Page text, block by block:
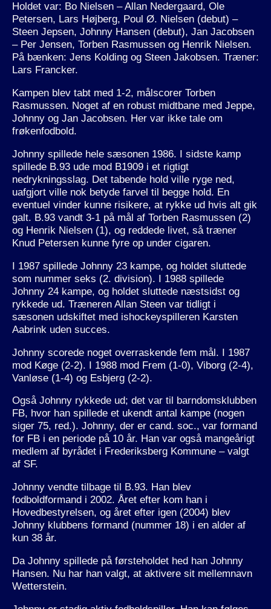
Holdet var: Bo Nielsen – Allan Nedergaard, Ole
Petersen, Lars Højberg, Poul Ø. Nielsen (debut) –
Steen Jepsen, Johnny Hansen (debut), Jan Jacobsen
– Per Jensen, Torben Rasmussen og Henrik Nielsen.
På bænken: Jens Kolding og Steen Jakobsen. Træner:
Lars Francker.
Kampen blev tabt med 1-2, målscorer Torben
Rasmussen. Noget af en robust midtbane med Jeppe,
Johnny og Jan Jacobsen. Her var ikke tale om
frøkenfodbold.
Johnny spillede hele sæsonen 1986. I sidste kamp
spillede B.93 ude mod B1909 i et rigtigt
nedrykningsslag. Det tabende hold ville ryge ned,
uafgjort ville nok betyde farvel til begge hold. En
eventuel vinder kunne risikere, at rykke ud hvis alt gik
galt. B.93 vandt 3-1 på mål af Torben Rasmussen (2)
og Henrik Nielsen (1), og reddede livet, så træner
Knud Petersen kunne fyre op under cigaren.
I 1987 spillede Johnny 23 kampe, og holdet sluttede
som nummer seks (2. division). I 1988 spillede
Johnny 24 kampe, og holdet sluttede næstsidst og
rykkede ud. Træneren Allan Steen var tidligt i
sæsonen udskiftet med ishockeyspilleren Karsten
Aabrink uden succes.
Johnny scorede noget overraskende fem mål. I 1987
mod Køge (2-2). I 1988 mod Frem (1-0), Viborg (2-4),
Vanløse (1-4) og Esbjerg (2-2).
Også Johnny rykkede ud; det var til barndomsklubben
FB, hvor han spillede et ukendt antal kampe (nogen
siger 75, red.). Johnny, der er cand. soc., var formand
for FB i en periode på 10 år. Han var også mangeårigt
medlem af byrådet i Frederiksberg Kommune – valgt
af SF.
Johnny vendte tilbage til B.93. Han blev
fodboldformand i 2002. Året efter kom han i
Hovedbestyrelsen, og året efter igen (2004) blev
Johnny klubbens formand (nummer 18) i en alder af
kun 38 år.
Da Johnny spillede på førsteholdet hed han Johnny
Hansen. Nu har han valgt, at aktivere sit mellemnavn
Wetterstein.